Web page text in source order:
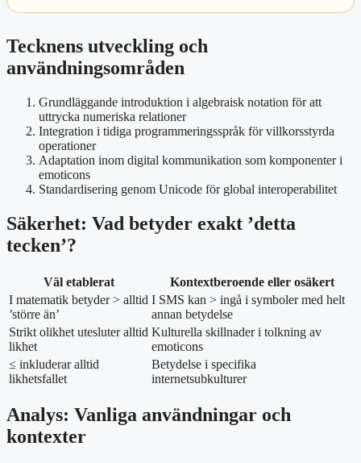
Tecknens utveckling och
användningsområden
Grundläggande introduktion i algebraisk notation för att
uttrycka numeriska relationer
Integration i tidiga programmeringsspråk för villkorsstyrda
operationer
Adaptation inom digital kommunikation som komponenter i
emoticons
Standardisering genom Unicode för global interoperabilitet
Säkerhet: Vad betyder exakt ’detta
tecken’?
Väl etablerat
Kontextberoende eller osäkert
I matematik betyder > alltid
’större än’
I SMS kan > ingå i symboler med helt
annan betydelse
Strikt olikhet utesluter alltid
likhet
Kulturella skillnader i tolkning av
emoticons
≤ inkluderar alltid
likhetsfallet
Betydelse i specifika
internetsubkulturer
Analys: Vanliga användningar och
kontexter